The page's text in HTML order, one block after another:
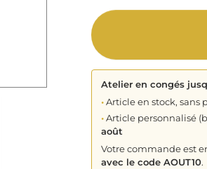
Atelier en congés
•Article en stock, sans
•Article personnalisé
août
Votre commande est
avec le code AOUT10.